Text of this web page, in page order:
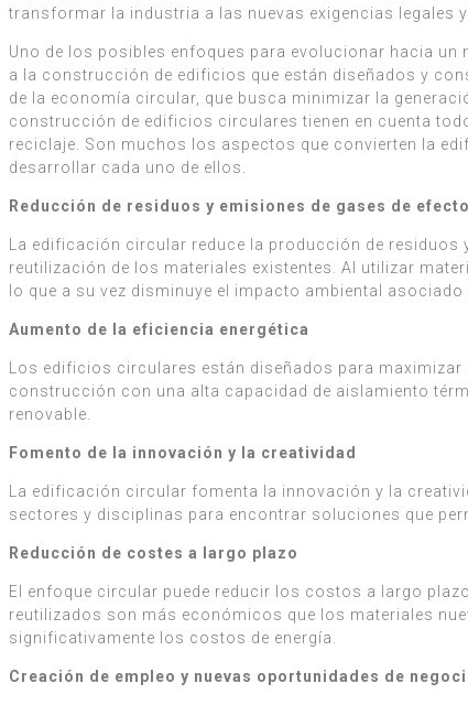
transformar la industria a las nuevas exigencias legales
Uno de los posibles enfoques para evolucionar hacia
a la construcción de edificios que están diseñados y
de la economía circular, que busca minimizar la
construcción de edificios circulares tienen en cuenta
reciclaje. Son muchos los aspectos que convierten la
desarrollar cada uno de ellos.
Reducción de residuos y emisiones de gases de
La edificación circular reduce la producción de
reutilización de los materiales existentes. Al utilizar
lo que a su vez disminuye el impacto ambiental
Aumento de la eficiencia energética
Los edificios circulares están diseñados para
construcción con una alta capacidad de aislamiento
renovable.
Fomento de la innovación y la creatividad
La edificación circular fomenta la innovación y la
sectores y disciplinas para encontrar soluciones que
Reducción de costes a largo plazo
El enfoque circular puede reducir los costos a largo
reutilizados son más económicos que los materiales
significativamente los costos de energía.
Creación de empleo y nuevas oportunidades de